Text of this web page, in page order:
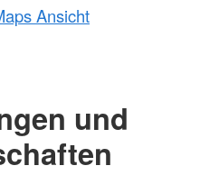
Ansicht
und